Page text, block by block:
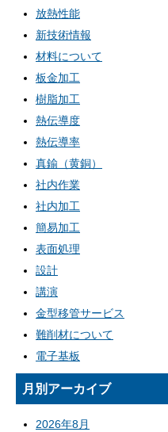
放熱性能
新技術情報
材料について
板金加工
樹脂加工
熱伝導度
熱伝導率
真鍮（黄銅）
社内作業
社内加工
簡易加工
表面処理
設計
講演
金型移管サービス
難削材について
電子基板
月別アーカイブ
2026年8月